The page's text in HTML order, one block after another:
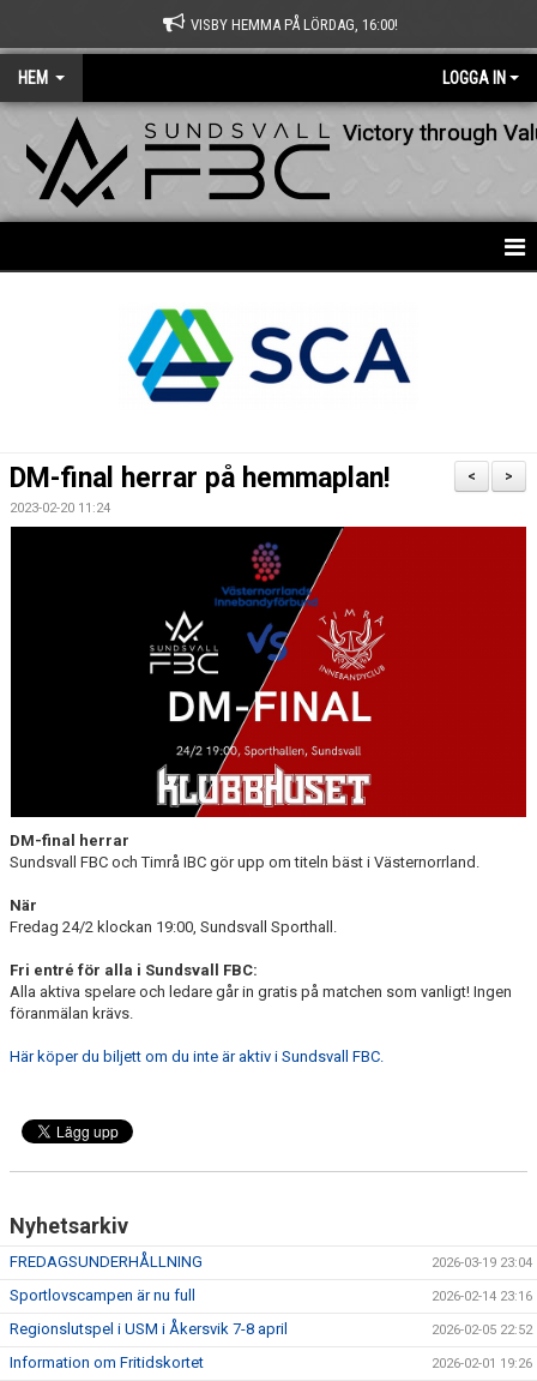
VISBY HEMMA PÅ LÖRDAG, 16:00!
HEM LOGGA IN
Victory through
KALENDER
INTRESSEANMÄLAN
FÖRENINGSPRODUKTEN
MEDLEMSKAP
>
<
DM-final herrar på hemmaplan!
2023-02-20 11:24
DM-final herrar
Sundsvall FBC och Timrå IBC gör upp om titeln bäst i Västernorrland.
När
Fredag 24/2 klockan 19:00, Sundsvall Sporthall.
Fri entré för alla i Sundsvall FBC:
Alla aktiva spelare och ledare går in gratis på matchen som vanligt! Ingen
föranmälan krävs.
Här köper du biljett om du inte är aktiv i Sundsvall FBC.
Nyhetsarkiv
FREDAGSUNDERHÅLLNING 2026-03-19 23:04
Sportlovscampen är nu full 2026-02-14 23:16
Regionslutspel i USM i Åkersvik 7-8 april 2026-02-05 22:52
Information om Fritidskortet 2026-02-01 19:26